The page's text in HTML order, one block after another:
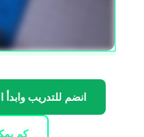
انضم للتدريب
كم